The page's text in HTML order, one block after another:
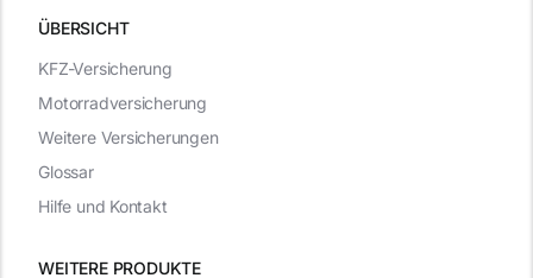
ÜBERSICHT
WEITERE PRODUKTE
KFZ-Versicherung
Motorradversicherung
Weitere Versicherungen
Glossar
Hilfe und Kontakt